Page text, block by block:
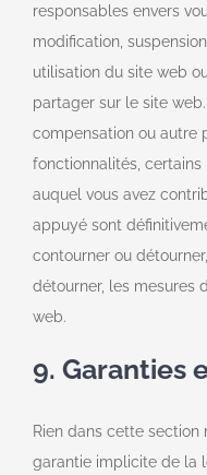
responsables envers
modification,
utilisation du site web
partager sur le site
compensation ou autre
fonctionnalités,
auquel vous avez
appuyé sont
contourner ou
détourner, les mesures
web.
9. Garanties
Rien dans cette section
garantie implicite de la